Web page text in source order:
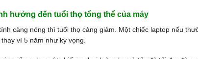
hưởng đến tuổi thọ tổng thể của máy
càng nóng thì tuổi thọ càng giảm. Một chiếc laptop nếu
thay vì 5 năm như kỳ vọng.